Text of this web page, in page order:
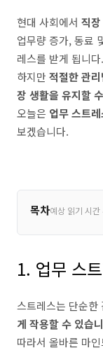
현대 사회에서 직
업무량 증가, 동료
레스를 받게 됩니다.
하지만 적절한 관
장 생활을 유지할
오늘은 업무 스트
보겠습니다.
목차예상 읽기 시간
1. 업무 스
스트레스는 단순한
게 작용할 수 있습
따라서 올바른 마